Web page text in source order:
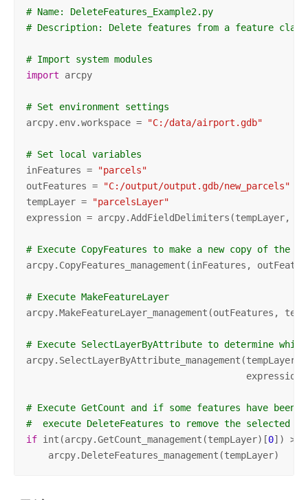
# Name: DeleteFeatures_Example2.py
# Description: Delete features from a feature class
# Import system modules
import arcpy
# Set environment settings
arcpy.env.workspace =
"C:/data/airport.gdb"
# Set local variables
inFeatures =
"parcels"
outFeatures =
"C:/output/output.gdb/new_parcels"
tempLayer =
"parcelsLayer"
expression = arcpy.AddFieldDelimiters(tempLayer,
# Execute CopyFeatures to make a new copy of the
arcpy.CopyFeatures_management(inFeatures,
# Execute MakeFeatureLayer
arcpy.MakeFeatureLayer_management(outFeatures,
# Execute SelectLayerByAttribute to determine
arcpy.SelectLayerByAttribute_management(tempLayer,
                                        expression)
# Execute GetCount and if some features have
#  execute DeleteFeatures to remove the selected
if int(arcpy.GetCount_management(tempLayer)[0]) >
    arcpy.DeleteFeatures_management(tempLayer)